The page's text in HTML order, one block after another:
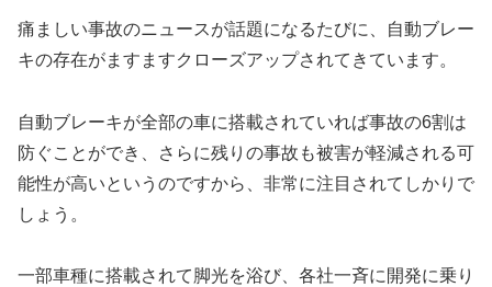
痛ましい事故のニュースが話題になるたびに、自動ブレー
キの存在がますますクローズアップされてきています。
自動ブレーキが全部の車に搭載されていれば事故の6割は
防ぐことができ、さらに残りの事故も被害が軽減される可
能性が高いというのですから、非常に注目されてしかりで
しょう。
一部車種に搭載されて脚光を浴び、各社一斉に開発に乗り